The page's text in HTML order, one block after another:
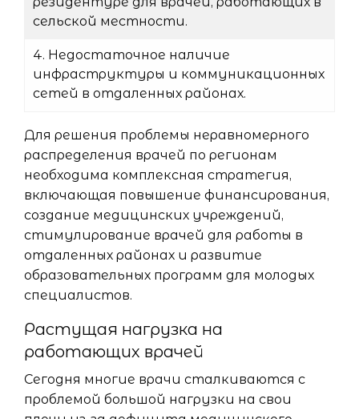
сельской местности.
4. Недостаточное наличие
инфраструктуры и коммуникационных
сетей в отдаленных районах.
Для решения проблемы неравномерного
распределения врачей по регионам
необходима комплексная стратегия,
включающая повышение финансирования,
создание медицинских учреждений,
стимулирование врачей для работы в
отдаленных районах и развитие
образовательных программ для молодых
специалистов.
Растущая нагрузка на
работающих врачей
Сегодня многие врачи сталкиваются с
проблемой большой нагрузки на свои